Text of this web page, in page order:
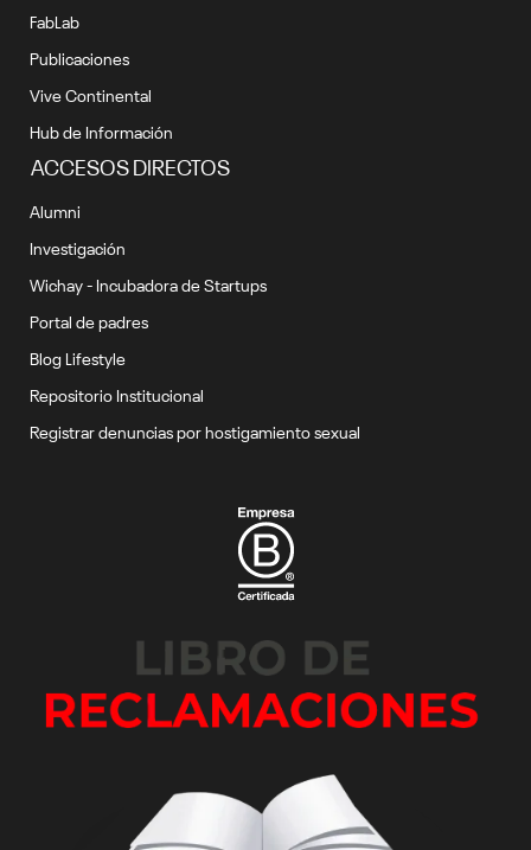
FabLab
Publicaciones
Vive Continental
Hub de Información
ACCESOS DIRECTOS
Alumni
Investigación
Wichay - Incubadora de Startups
Portal de padres
Blog Lifestyle
Repositorio Institucional
Registrar denuncias por hostigamiento sexual